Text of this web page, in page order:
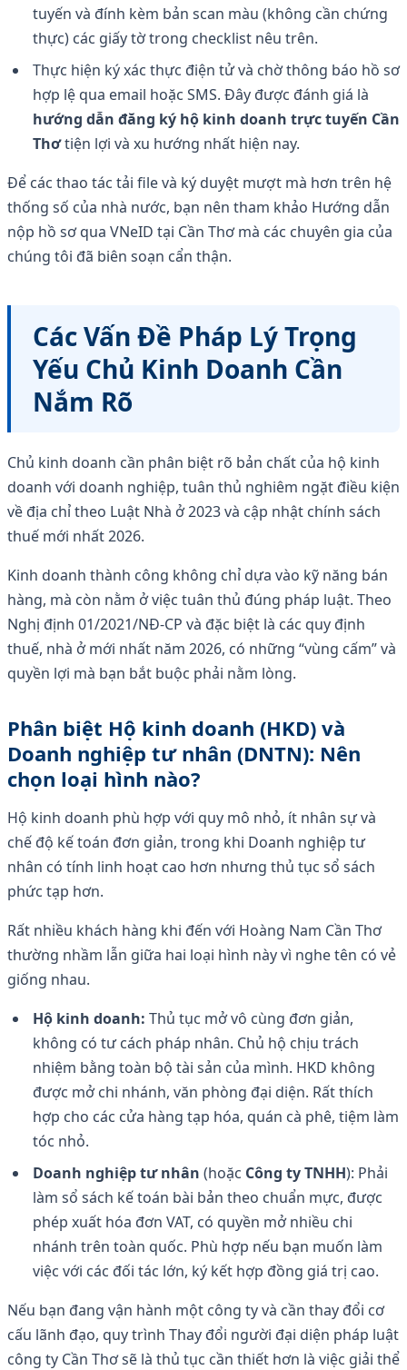
tuyến và đính kèm bản scan màu (không cần chứng
thực) các giấy tờ trong checklist nêu trên.
Thực hiện ký xác thực điện tử và chờ thông báo hồ sơ
hợp lệ qua email hoặc SMS. Đây được đánh giá là
hướng dẫn đăng ký hộ kinh doanh trực tuyến Cần
Thơtiện lợi và xu hướng nhất hiện nay.
Để các thao tác tải file và ký duyệt mượt mà hơn trên hệ
thống số của nhà nước, bạn nên tham khảo Hướng dẫn
nộp hồ sơ qua VNeID tại Cần Thơ mà các chuyên gia của
chúng tôi đã biên soạn cẩn thận.
Các Vấn Đề Pháp Lý Trọng
Yếu Chủ Kinh Doanh Cần
Nắm Rõ
Chủ kinh doanh cần phân biệt rõ bản chất của hộ kinh
doanh với doanh nghiệp, tuân thủ nghiêm ngặt điều kiện
về địa chỉ theo Luật Nhà ở 2023 và cập nhật chính sách
thuế mới nhất 2026.
Kinh doanh thành công không chỉ dựa vào kỹ năng bán
hàng, mà còn nằm ở việc tuân thủ đúng pháp luật. Theo
Nghị định 01/2021/NĐ-CP và đặc biệt là các quy định
thuế, nhà ở mới nhất năm 2026, có những “vùng cấm” và
quyền lợi mà bạn bắt buộc phải nằm lòng.
Phân biệt Hộ kinh doanh (HKD) và
Doanh nghiệp tư nhân (DNTN): Nên
chọn loại hình nào?
Hộ kinh doanh phù hợp với quy mô nhỏ, ít nhân sự và
chế độ kế toán đơn giản, trong khi Doanh nghiệp tư
nhân có tính linh hoạt cao hơn nhưng thủ tục sổ sách
phức tạp hơn.
Rất nhiều khách hàng khi đến với Hoàng Nam Cần Thơ
thường nhầm lẫn giữa hai loại hình này vì nghe tên có vẻ
giống nhau.
Hộ kinh doanh: Thủ tục mở vô cùng đơn giản,
không có tư cách pháp nhân. Chủ hộ chịu trách
nhiệm bằng toàn bộ tài sản của mình. HKD không
được mở chi nhánh, văn phòng đại diện. Rất thích
hợp cho các cửa hàng tạp hóa, quán cà phê, tiệm làm
tóc nhỏ.
Doanh nghiệp tư nhân (hoặc Công ty TNHH): Phải
làm sổ sách kế toán bài bản theo chuẩn mực, được
phép xuất hóa đơn VAT, có quyền mở nhiều chi
nhánh trên toàn quốc. Phù hợp nếu bạn muốn làm
việc với các đối tác lớn, ký kết hợp đồng giá trị cao.
Nếu bạn đang vận hành một công ty và cần thay đổi cơ
cấu lãnh đạo, quy trình Thay đổi người đại diện pháp luật
công ty Cần Thơ sẽ là thủ tục cần thiết hơn là việc giải thể